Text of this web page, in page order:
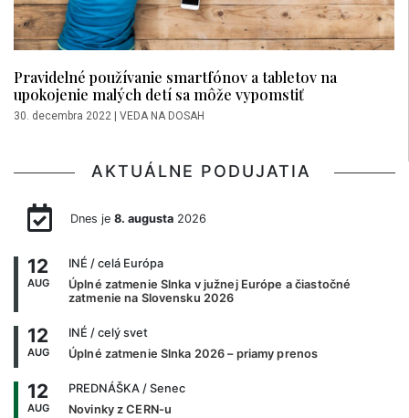
Pravidelné používanie smartfónov a tabletov na
upokojenie malých detí sa môže vypomstiť
30. decembra 2022 VEDA NA DOSAH
AKTUÁLNE PODUJATIA
Dnes je 8. augusta2026
12
AUG
INÉ / celá Európa
Úplné zatmenie Slnka v južnej Európe a čiastočné
zatmenie na Slovensku 2026
12
AUG
INÉ / celý svet
Úplné zatmenie Slnka 2026 – priamy prenos
12
AUG
PREDNÁŠKA / Senec
Novinky z CERN-u